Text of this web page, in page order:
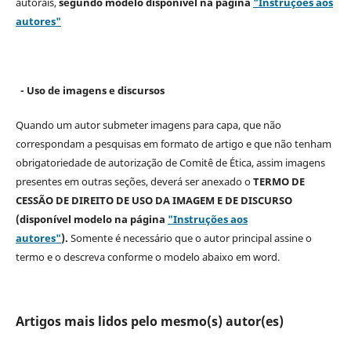
autores"
- Uso de imagens e discursos
Quando um autor submeter imagens para capa, que não
correspondam a pesquisas em formato de artigo e que não tenham
obrigatoriedade de autorização de Comitê de Ética, assim imagens
presentes em outras seções, deverá ser anexado oTERMO DE
CESSÃO DE DIREITO DE USO DA IMAGEM E DE DISCURSO
(disponível modelo na página "Instruções aos
autores"). Somente é necessário que o autor principal assine o
termo e o descrevaconforme o modelo abaixo em word.
Artigos mais lidos pelo mesmo(s) autor(es)